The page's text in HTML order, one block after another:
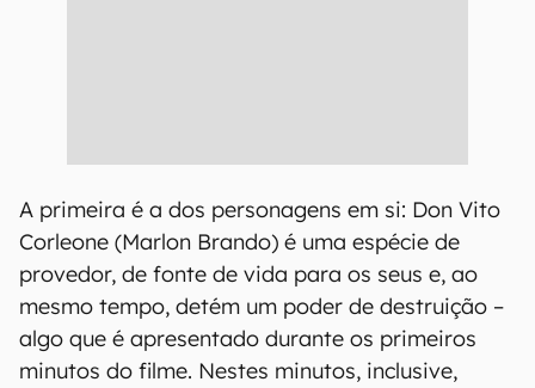
A primeira é a dos personagens em si: Don Vito
Corleone (Marlon Brando) é uma espécie de
provedor, de fonte de vida para os seus e, ao
mesmo tempo, detém um poder de destruição –
algo que é apresentado durante os primeiros
minutos do filme. Nestes minutos, inclusive,